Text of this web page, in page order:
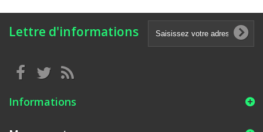
Lettre d'informations
Informations